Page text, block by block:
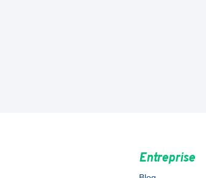
Entreprise